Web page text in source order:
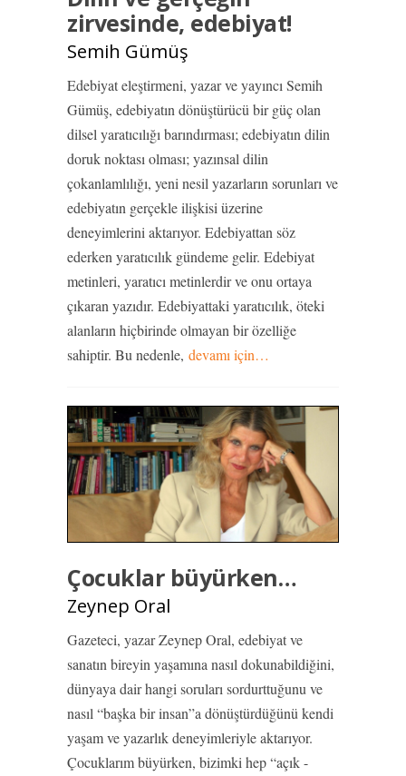
zirvesinde, edebiyat!
Semih Gümüş
Edebiyat eleştirmeni, yazar ve yayıncı Semih
Gümüş, edebiyatın dönüştürücü bir güç olan
dilsel yaratıcılığı barındırması; edebiyatın dilin
doruk noktası olması; yazınsal dilin
çokanlamlılığı, yeni nesil yazarların sorunları ve
edebiyatın gerçekle ilişkisi üzerine
deneyimlerini aktarıyor. Edebiyattan söz
ederken yaratıcılık gündeme gelir. Edebiyat
metinleri, yaratıcı metinlerdir ve onu ortaya
çıkaran yazıdır. Edebiyattaki yaratıcılık, öteki
alanların hiçbirinde olmayan bir özelliğe
sahiptir. Bu nedenle, devamı için…
Çocuklar büyürken…
Zeynep Oral
Gazeteci, yazar Zeynep Oral, edebiyat ve
sanatın bireyin yaşamına nasıl dokunabildiğini,
dünyaya dair hangi soruları sordurttuğunu ve
nasıl “başka bir insan”a dönüştürdüğünü kendi
yaşam ve yazarlık deneyimleriyle aktarıyor.
Çocuklarım büyürken, bizimki hep “açık -